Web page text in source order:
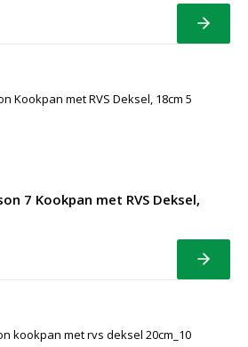
Bekijk
7 Kookpan met RVS Deksel,
Bekijk